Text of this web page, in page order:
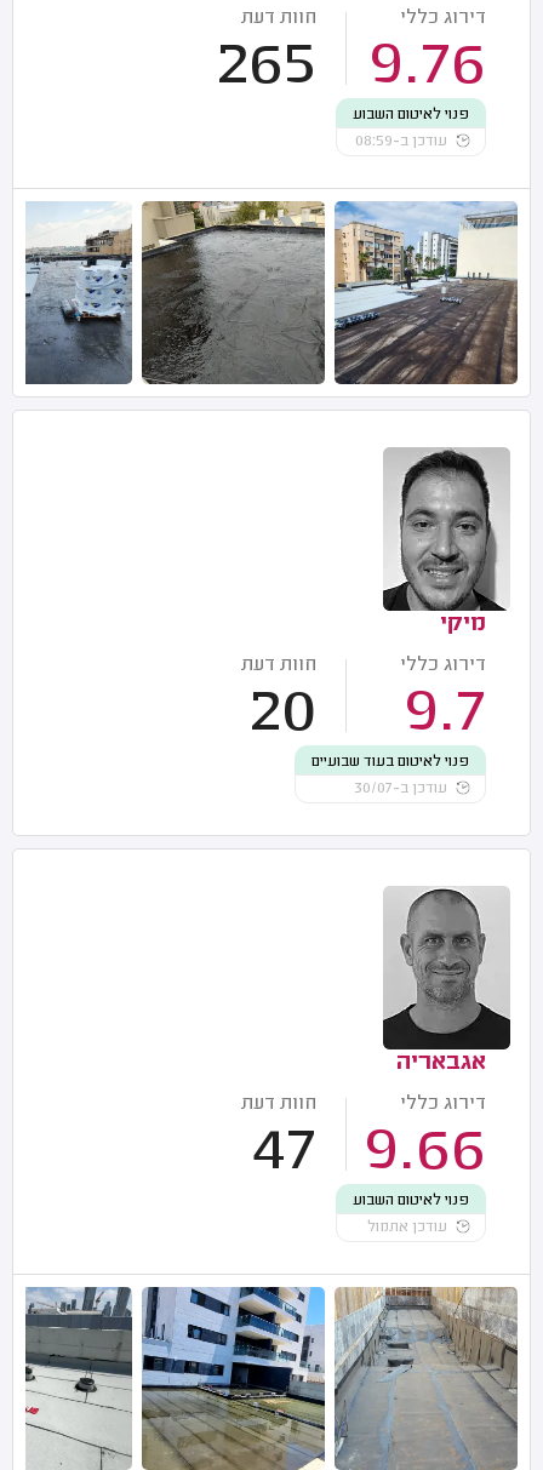
דירוג כללי
9.76
חוות דעת
265
פנוי לאיטום השבוע
עודכן ב-08:59
מיקי
דירוג כללי
9.7
חוות דעת
20
פנוי לאיטום בעוד שבועיים
עודכן ב-30/07
אגבאריה
דירוג כללי
9.66
חוות דעת
47
פנוי לאיטום השבוע
עודכן אתמול